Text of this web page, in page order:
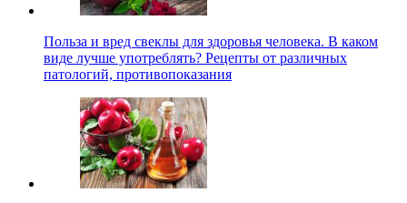
Польза и вред свеклы для здоровья человека. В каком
виде лучше употреблять? Рецепты от различных
патологий, противопоказания